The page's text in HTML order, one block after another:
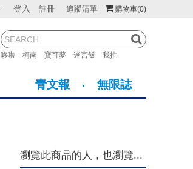
購物車(0)
登入 註冊 追蹤清單
哆啦 柯南 寶可夢 迷宮飯 我推
紐西蘭 馬來西亞
菲律賓
青文報 無限誌
瀏覽此商品的人，也瀏覽...